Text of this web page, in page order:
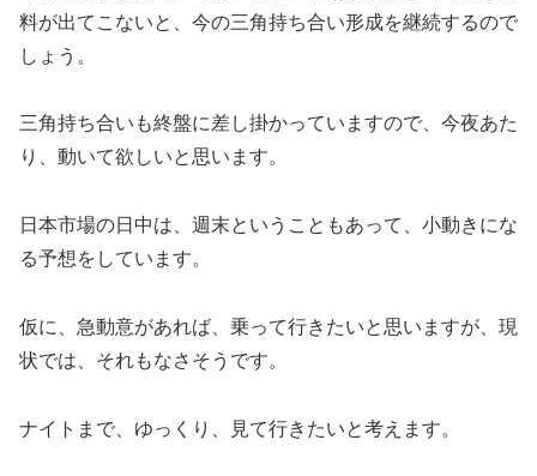
料が出てこないと、今の三角持ち合い形成を継続するので
しょう。
三角持ち合いも終盤に差し掛かっていますので、今夜あた
り、動いて欲しいと思います。
日本市場の日中は、週末ということもあって、小動きにな
る予想をしています。
仮に、急動意があれば、乗って行きたいと思いますが、現
状では、それもなさそうです。
ナイトまで、ゆっくり、見て行きたいと考えます。